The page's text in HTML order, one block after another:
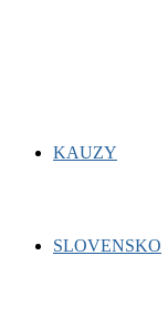
KAUZY
SLOVENSKO